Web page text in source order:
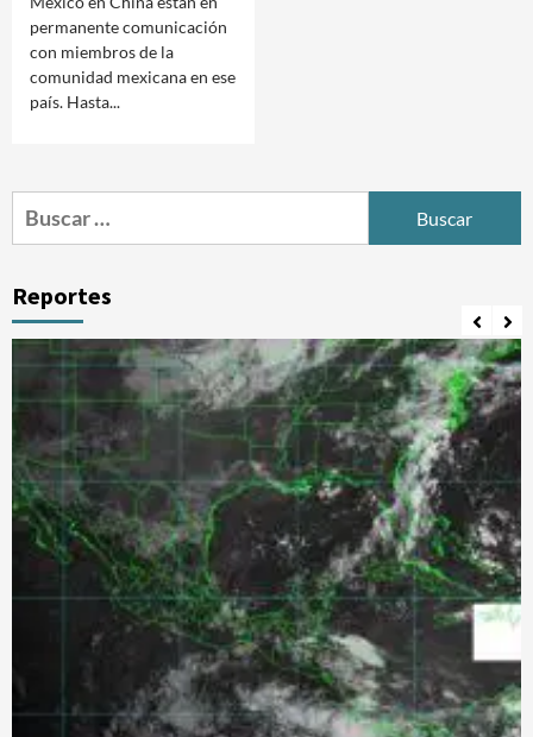
permanente comunicación
con miembros de la
comunidad mexicana en ese
país. Hasta...
Buscar:
Reportes